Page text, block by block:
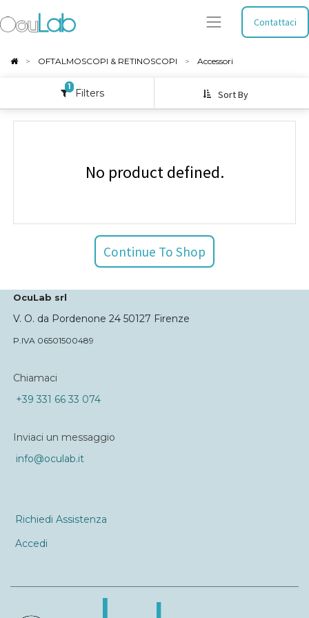
Contattaci
OFTALMOSCOPI & RETINOSCOPI Accessori
1
Filters Sort By
No product defined.
Continue To Shop
OcuLab srl
V. O. da Pordenone 24 50127 Firenze
P.IVA 06501500489
Chiamaci
+39 331 66 33 074
Inviaci un messaggio
info@oculab.it
Richiedi Assistenza
Accedi